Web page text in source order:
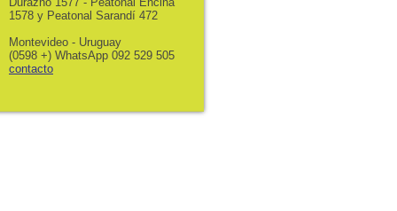
1578 y Peatonal Sarandí 472
Montevideo - Uruguay
(0598 +) WhatsApp 092 529 505
contacto